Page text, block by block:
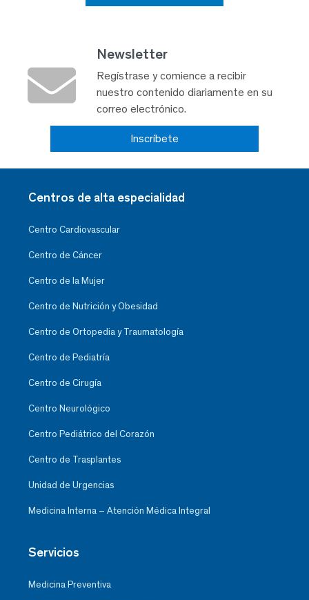
Newsletter
Regístrase y comience a recibir
nuestro contenido diariamente en su
correo electrónico.
Inscríbete
Centros de alta especialidad
Centro Cardiovascular
Centro de Cáncer
Centro de la Mujer
Centro de Nutrición y Obesidad
Centro de Ortopedia y Traumatología
Centro de Pediatría
Centro de Cirugía
Centro Neurológico
Centro Pediátrico del Corazón
Centro de Trasplantes
Unidad de Urgencias
Medicina Interna – Atención Médica Integral
Servicios
Medicina Preventiva